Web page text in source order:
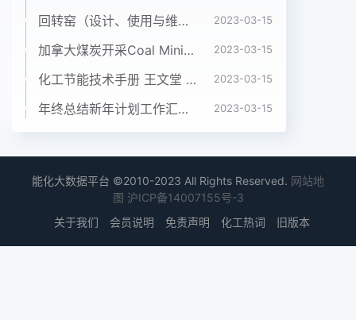
回转窑（设计、使用与维修）沈阳铝镁设计院、长沙有色冶金设计院共同编写 2023-03-15
加拿大煤炭开采Coal Mining in Canada 2023-03-15
化工节能技术手册 王文堂 2006年化学工业出版社 2023-03-15
年终总结新年计划工作汇报PPT模板 2023-03-15
能化大数据平台 ©2010-2023 All Rights Reserved. 网站地
图 沪ICP备14007155号-3
关于我们
会员说明 免责声明 化工热词 旧版本